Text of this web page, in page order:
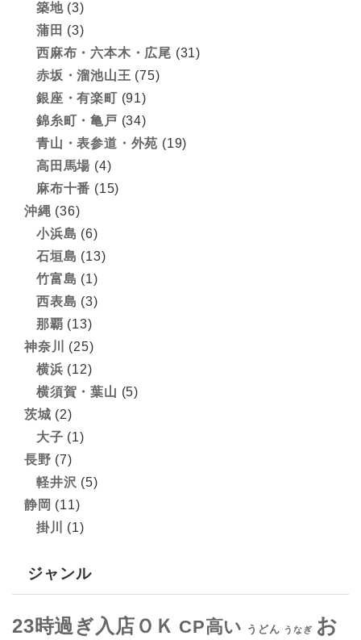
築地(3)
蒲田 (3)
西麻布・六本木・広尾 (31)
赤坂・溜池山王 (75)
銀座・有楽町 (91)
錦糸町・亀戸 (34)
青山・表参道・外苑 (19)
高田馬場 (4)
麻布十番 (15)
沖縄 (36)
小浜島 (6)
石垣島 (13)
竹富島 (1)
西表島 (3)
那覇 (13)
神奈川
(25)
横浜 (12)
横須賀・葉山 (5)
茨城 (2)
大子 (1)
長野 (7)
軽井沢 (5)
静岡 (11)
掛川
(1)
ジャンル
23時過ぎ入店ＯＫ CP高い うどん うなぎ お